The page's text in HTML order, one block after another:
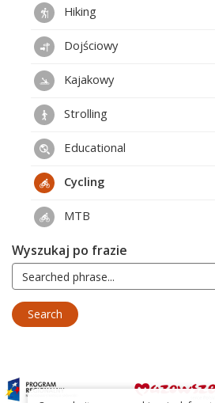
Hiking
Dojściowy
Kajakowy
Strolling
Educational
Cycling
MTB
Wyszukaj po frazie